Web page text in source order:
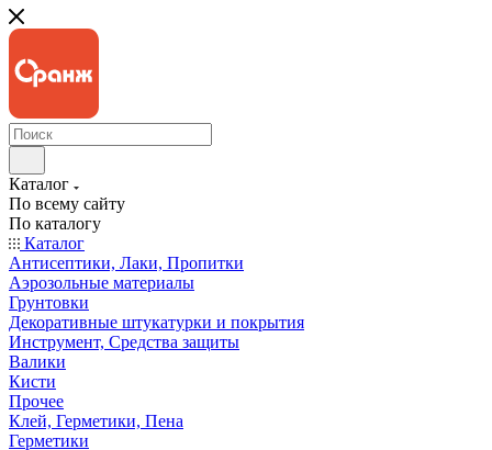
Каталог
По всему сайту
По каталогу
Каталог
Антисептики, Лаки, Пропитки
Аэрозольные материалы
Грунтовки
Декоративные штукатурки и покрытия
Инструмент, Средства защиты
Валики
Кисти
Прочее
Клей, Герметики, Пена
Герметики